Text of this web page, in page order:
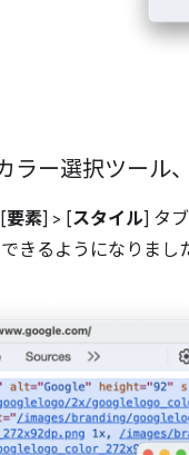
ラー選択ツール
要素] > [スタイル] タブ
きるようになりまし